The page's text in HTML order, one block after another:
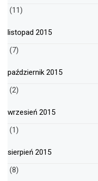
(11)
listopad 2015
(7)
październik 2015
(2)
wrzesień 2015
(1)
sierpień 2015
(8)